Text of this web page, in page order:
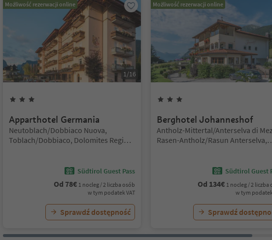
Możliwość rezerwacji online
1/16
Apparthotel Germania
Lokalizacja:
Neutoblach/Dobbiaco Nuova,
Toblach/Dobbiaco, Dolomites Region
Südtirol Guest Pass
Od 78€ 1 nocleg / 2 liczba osób
w tym podatek VAT
Sprawdź dostępność
Możliwość rezerwacji online
Berghotel Johanneshof
Lokalizacja:
Antholz-Mittertal/Anterselva di
Rasen-Antholz/Rasun Anterselva,
Südtirol Guest
Od 134€ 1 nocleg / 2 liczba
w tym
Sprawdź